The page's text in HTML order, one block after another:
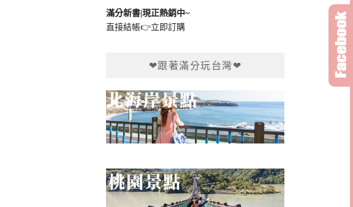
滿分新書|現正熱銷中~
直接結帳👉立即訂購
❤跟著滿分玩台灣❤